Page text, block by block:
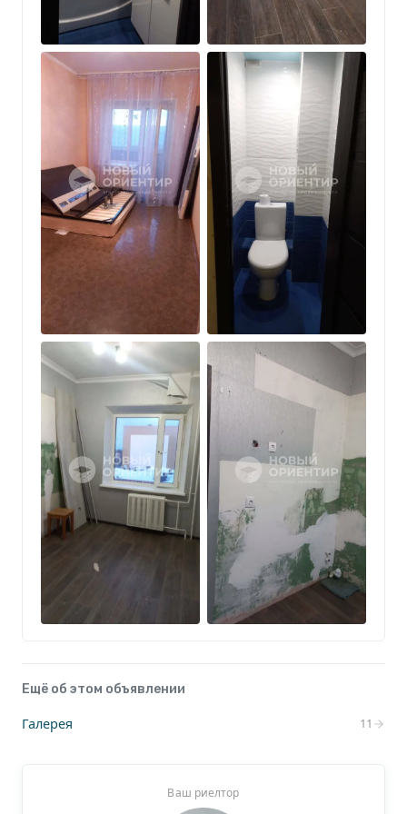
Ещё об этом объявлении
Галерея 11
Ваш риелтор